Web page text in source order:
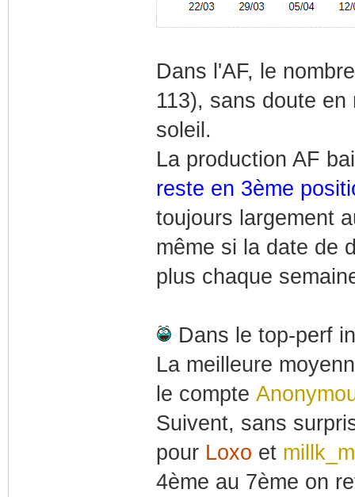
Dans l'AF, le
113), sans doute
soleil.
La production AF
reste en 3ème
toujours largement
même si la date de
plus chaque
Dans le top-perf
La meilleure
le compte
Suivent, sans
pour Loxo et
4ème au 7ème on